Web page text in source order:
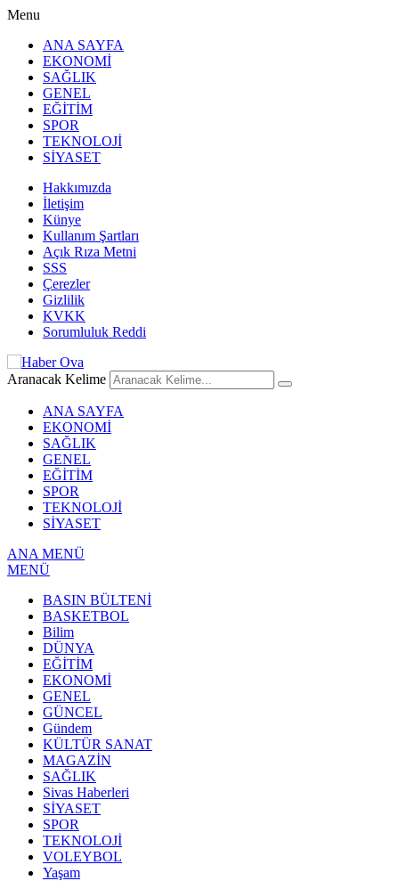
Menu
ANA SAYFA
EKONOMİ
SAĞLIK
GENEL
EĞİTİM
SPOR
TEKNOLOJİ
SİYASET
Hakkımızda
İletişim
Künye
Kullanım Şartları
Açık Rıza Metni
SSS
Çerezler
Gizlilik
KVKK
Sorumluluk Reddi
Aranacak Kelime
ANA SAYFA
EKONOMİ
SAĞLIK
GENEL
EĞİTİM
SPOR
TEKNOLOJİ
SİYASET
ANA MENÜ
MENÜ
BASIN BÜLTENİ
BASKETBOL
Bilim
DÜNYA
EĞİTİM
EKONOMİ
GENEL
GÜNCEL
Gündem
KÜLTÜR SANAT
MAGAZİN
SAĞLIK
Sivas Haberleri
SİYASET
SPOR
TEKNOLOJİ
VOLEYBOL
Yaşam